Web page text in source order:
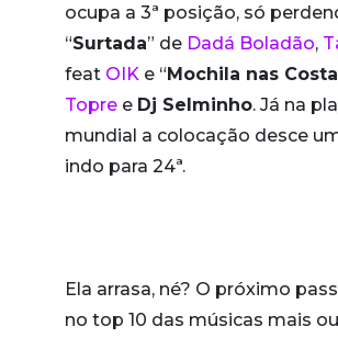
ocupa a 3ª posição, só
“Surtada” de Dadá Boladão,
feat OIK e “Mochila nas
Topre e Dj Selminho. Já na
mundial a colocação desce
indo para 24ª.
Ela arrasa, né? O próximo
no top 10 das músicas mais